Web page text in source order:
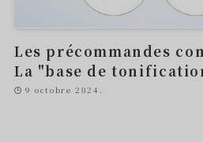
Les précommandes
La "base de
9 octobre 2024.